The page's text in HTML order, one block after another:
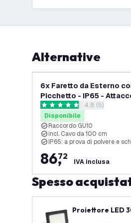
Alternative
6x Faretto da Esterno
Picchetto - IP65 -
apri il cassetto
4.8 stelle di valutazione
4.8 (5)
Disponibile
Raccordo GU10
incl. Cavo da 100 cm
IP65: a prova di polvere e
86,
72
IVA inclusa
Spesso
Proiettore LED